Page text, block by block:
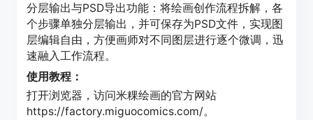
分层输出与PSD导出功能：将绘画创作流程拆解，各
个步骤单独分层输出，并可保存为PSD文件，实现图
层编辑自由，方便画师对不同图层进行逐个微调，迅
速融入工作流程。
使用教程：
打开浏览器，访问米粿绘画的官方网站
https://factory.miguocomics.com/。